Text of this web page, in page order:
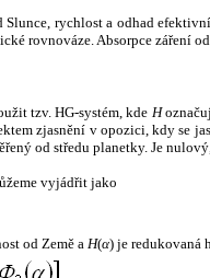
rychlost a odhad
rovnováze. Absorpce záření
tzv. HG-systém, kde H
zjasnění v opozici, kdy se
od středu planetky. Je
vyjádřit jako
od Země aH(α) je redukovaná